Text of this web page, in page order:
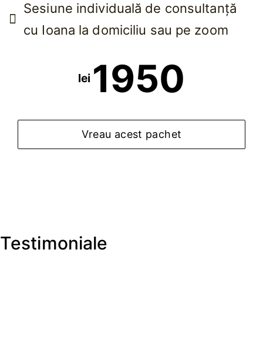
Sesiune individuală de consultanță
cu Ioana la domiciliu sau pe zoom
lei 1950
Vreau acest pachet
Testimoniale